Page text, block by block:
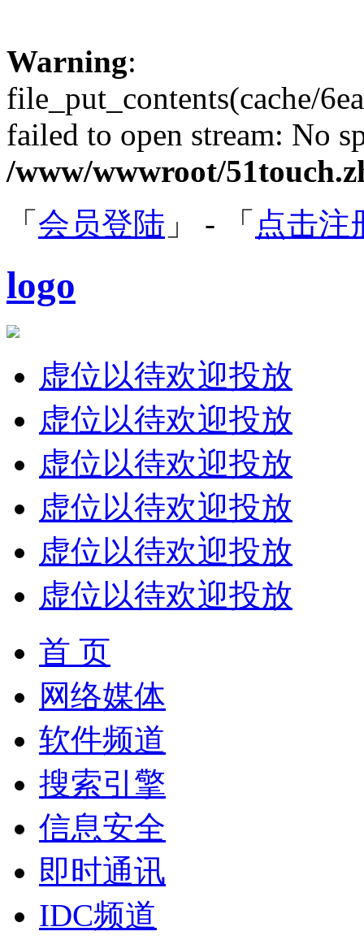
Warning:
file_put_contents(cache/
failed to open stream: No
/www/wwwroot/
「 会员登陆 」 - 「 点击注
logo
虚位以待欢迎投放
虚位以待欢迎投放
虚位以待欢迎投放
虚位以待欢迎投放
虚位以待欢迎投放
虚位以待欢迎投放
首 页
网络媒体
软件频道
搜索引擎
信息安全
即时通讯
IDC频道